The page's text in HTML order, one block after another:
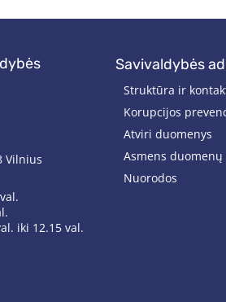
Vilnius
iki 12.15 val.
savivaldybės
Struktūra ir
Korupcijos
Atviri duomenys
Asmens duomenų
Nuorodos